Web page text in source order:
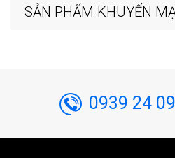
SẢN PHẨM KHUYẾN
0939 24